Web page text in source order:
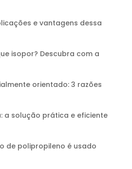
e vantagens dessa
isopor? Descubra com a
orientado: 3 razões
a solução prática e eficiente
de polipropileno é usado